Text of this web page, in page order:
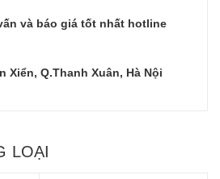
và báo giá tốt nhất hotline
Xiển, Q.Thanh Xuân, Hà Nội
LOẠI